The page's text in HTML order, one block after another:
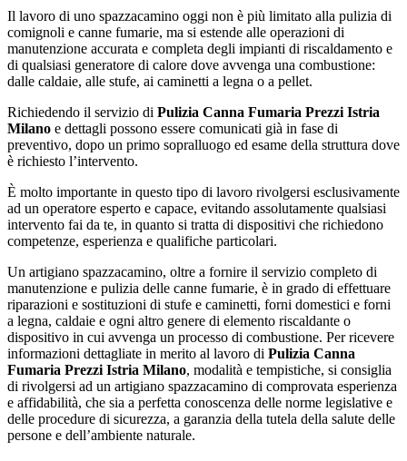
Il lavoro di uno spazzacamino oggi non è più limitato alla pulizia di
comignoli e canne fumarie, ma si estende alle operazioni di
manutenzione accurata e completa degli impianti di riscaldamento e
di qualsiasi generatore di calore dove avvenga una combustione:
dalle caldaie, alle stufe, ai caminetti a legna o a pellet.
Richiedendo il servizio di Pulizia Canna Fumaria Prezzi Istria
Milano e dettagli possono essere comunicati già in fase di
preventivo, dopo un primo sopralluogo ed esame della struttura dove
è richiesto l’intervento.
È molto importante in questo tipo di lavoro rivolgersi esclusivamente
ad un operatore esperto e capace, evitando assolutamente qualsiasi
intervento fai da te, in quanto si tratta di dispositivi che richiedono
competenze, esperienza e qualifiche particolari.
Un artigiano spazzacamino, oltre a fornire il servizio completo di
manutenzione e pulizia delle canne fumarie, è in grado di effettuare
riparazioni e sostituzioni di stufe e caminetti, forni domestici e forni
a legna, caldaie e ogni altro genere di elemento riscaldante o
dispositivo in cui avvenga un processo di combustione. Per ricevere
informazioni dettagliate in merito al lavoro di Pulizia Canna
Fumaria Prezzi Istria Milano, modalità e tempistiche, si consiglia
di rivolgersi ad un artigiano spazzacamino di comprovata esperienza
e affidabilità, che sia a perfetta conoscenza delle norme legislative e
delle procedure di sicurezza, a garanzia della tutela della salute delle
persone e dell’ambiente naturale.